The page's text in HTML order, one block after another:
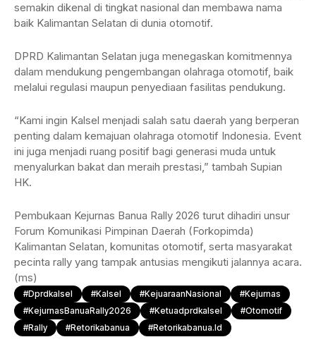
semakin dikenal di tingkat nasional dan membawa nama
baik Kalimantan Selatan di dunia otomotif.
DPRD Kalimantan Selatan juga menegaskan komitmennya
dalam mendukung pengembangan olahraga otomotif, baik
melalui regulasi maupun penyediaan fasilitas pendukung.
“Kami ingin Kalsel menjadi salah satu daerah yang berperan
penting dalam kemajuan olahraga otomotif Indonesia. Event
ini juga menjadi ruang positif bagi generasi muda untuk
menyalurkan bakat dan meraih prestasi,” tambah Supian
HK.
Pembukaan Kejurnas Banua Rally 2026 turut dihadiri unsur
Forum Komunikasi Pimpinan Daerah (Forkopimda)
Kalimantan Selatan, komunitas otomotif, serta masyarakat
pecinta rally yang tampak antusias mengikuti jalannya acara.
(ms)
#dprdkalsel #Kalsel #KejuaraanNasional
#Kejurnas
#KejurnasBanuaRally2026
#ketuadprdkalsel
#Otomotif
#Rally
#retorikabanua #retorikabanua.id